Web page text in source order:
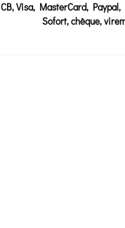
CB, Visa, MasterCard,
Sofort, chèque,